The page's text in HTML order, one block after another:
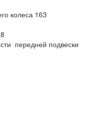
колеса 163
передней подвески